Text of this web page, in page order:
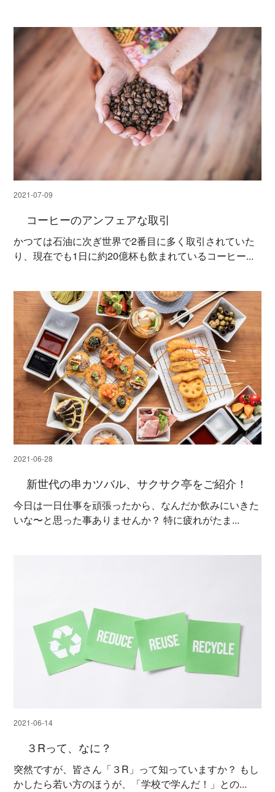
2021-07-09
コーヒーのアンフェアな取引
かつては石油に次ぎ世界で2番目に多く取引されていた
り、現在でも1日に約20億杯も飲まれているコーヒー...
2021-06-28
新世代の串カツバル、サクサク亭をご紹介！
今日は一日仕事を頑張ったから、なんだか飲みにいきた
いな〜と思った事ありませんか？ 特に疲れがたま...
2021-06-14
３Rって、なに？
突然ですが、皆さん「３R」って知っていますか？ もし
かしたら若い方のほうが、「学校で学んだ！」との...